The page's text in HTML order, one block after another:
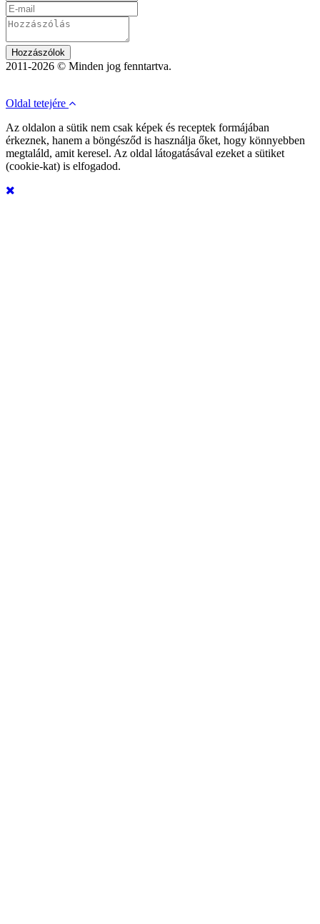
Hozzászólok
2011-2026 © Minden jog fenntartva.
Oldal tetejére
Az oldalon a sütik nem csak képek és receptek formájában
érkeznek, hanem a böngésződ is használja őket, hogy könnyebben
megtaláld, amit keresel. Az oldal látogatásával ezeket a sütiket
(cookie-kat) is elfogadod.